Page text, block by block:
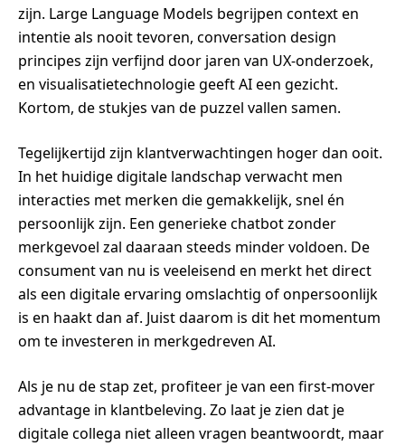
zijn. Large Language Models begrijpen context en
intentie als nooit tevoren, conversation design
principes zijn verfijnd door jaren van UX-onderzoek,
en visualisatietechnologie geeft AI een gezicht.
Kortom, de stukjes van de puzzel vallen samen.
Tegelijkertijd zijn klantverwachtingen hoger dan ooit.
In het huidige digitale landschap verwacht men
interacties met merken die gemakkelijk, snel én
persoonlijk zijn. Een generieke chatbot zonder
merkgevoel zal daaraan steeds minder voldoen. De
consument van nu is veeleisend en merkt het direct
als een digitale ervaring omslachtig of onpersoonlijk
is en haakt dan af. Juist daarom is dit het momentum
om te investeren in merkgedreven AI.
Als je nu de stap zet, profiteer je van een first-mover
advantage in klantbeleving. Zo laat je zien dat je
digitale collega niet alleen vragen beantwoordt, maar